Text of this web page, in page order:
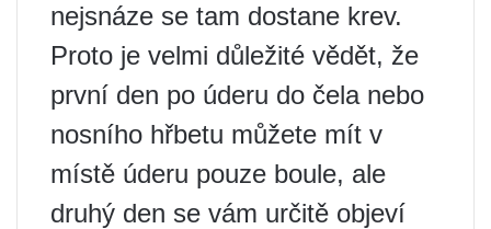
nejsnáze se tam dostane krev.
Proto je velmi důležité vědět, že
první den po úderu do čela nebo
nosního hřbetu můžete mít v
místě úderu pouze boule, ale
druhý den se vám určitě objeví